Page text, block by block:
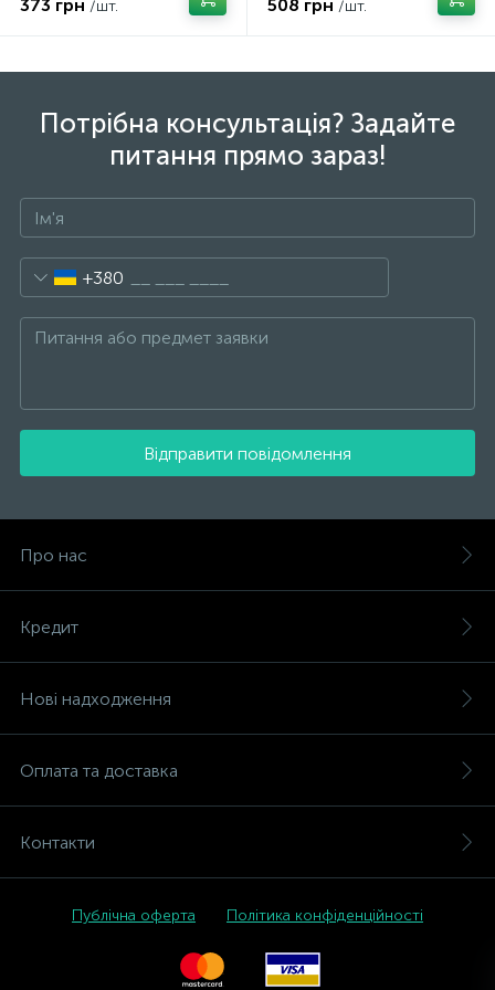
373 грн /шт. 508 грн /шт.
Потрібна консультація? Задайте
питання прямо зараз!
+380
Відправити повідомлення
Про нас
Кредит
Нові надходження
Оплата та доставка
Контакти
Публічна оферта Політика конфіденційності